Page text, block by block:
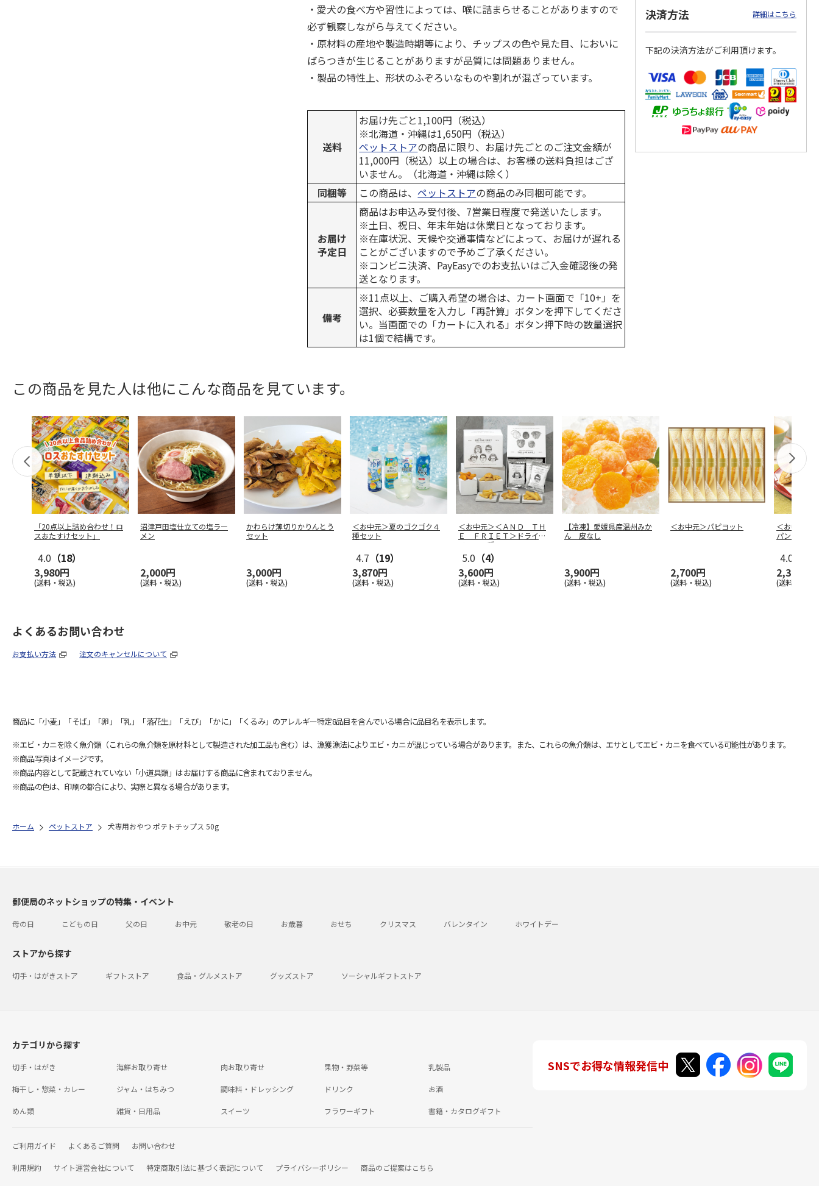
・愛犬の食べ方や習性によっては、喉に詰まらせることがありますので
必ず観察しながら与えてください。
・原材料の産地や製造時期等により、チップスの色や見た目、においに
ばらつきが生じることがありますが品質には問題ありません。
・製品の特性上、形状のふぞろいなものや割れが混ざっています。
送料
お届け先ごと1,100円（税込）
※北海道・沖縄は1,650円（税込）
ペットストアの商品に限り、お届け先ごとのご注文金額が
11,000円（税込）以上の場合は、お客様の送料負担はござ
いません。（北海道・沖縄は除く）
同梱等
この商品は、ペットストアの商品のみ同梱可能です。
お届け
予定日
商品はお申込み受付後、7営業日程度で発送いたします。
※土日、祝日、年末年始は休業日となっております。
※在庫状況、天候や交通事情などによって、お届けが遅れる
ことがございますので予めご了承ください。
※コンビニ決済、PayEasyでのお支払いはご入金確認後の発
送となります。
備考
※11点以上、ご購入希望の場合は、カート画面で「10+」を
選択、必要数量を入力し「再計算」ボタンを押下してくださ
い。当画面での「カートに入れる」ボタン押下時の数量選択
は1個で結構です。
決済方法 詳細はこちら
下記の決済方法がご利用頂けます。
この商品を見た人は他にこんな商品を見ています。
「20点以上詰め合わせ！ロ
スおたすけセット」
4.0 （18）
3,980円
(送料・税込)
沼津戸田塩仕立ての塩ラー
メン
2,000円
(送料・税込)
かわらけ薄切りかりんとう
セット
3,000円
(送料・税込)
＜お中元＞夏のゴクゴク４
種セット
4.7 （19）
3,870円
(送料・税込)
＜お中元＞＜ＡＮＤ ＴＨ
Ｅ ＦＲＩＥＴ＞ドライフ
リット５種
5.0 （4）
3,600円
(送料・税込)
【冷凍】愛媛県産温州みか
ん 皮なし
3,900円
(送料・税込)
＜お中元＞パピヨット
2,700円
(送料・税込)
＜お中元＞
パンケーキ
4.0
2,300円
(送料・税込)
よくあるお問い合わせ
お支払い方法 注文のキャンセルについて
商品に「小麦」「そば」「卵」「乳」「落花生」「えび」「かに」「くるみ」のアレルギー特定8品目を含んでいる場合に品目名を表示します。
※エビ・カニを除く魚介類（これらの魚介類を原材料として製造された加工品も含む）は、漁獲漁法によりエビ・カニが混じっている場合があります。また、これらの魚介類は、エサとしてエビ・カニを食べている可能性があります。
※商品写真はイメージです。
※商品内容として記載されていない「小道具類」はお届けする商品に含まれておりません。
※商品の色は、印刷の都合により、実際と異なる場合があります。
ホーム ペットストア 犬専用おやつ ポテトチップス 50g
郵便局のネットショップの特集・イベント
母の日 こどもの日 父の日 お中元 敬老の日 お歳暮 おせち クリスマス バレンタイン ホワイトデー
ストアから探す
切手・はがきストア ギフトストア 食品・グルメストア グッズストア ソーシャルギフトストア
カテゴリから探す
切手・はがき 海鮮お取り寄せ 肉お取り寄せ 果物・野菜等 乳製品
梅干し・惣菜・カレー ジャム・はちみつ 調味料・ドレッシング ドリンク お酒
めん類 雑貨・日用品 スイーツ フラワーギフト 書籍・カタログギフト
ご利用ガイド よくあるご質問 お問い合わせ
利用規約 サイト運営会社について 特定商取引法に基づく表記について プライバシーポリシー 商品のご提案はこちら
SNSでお得な情報発信中